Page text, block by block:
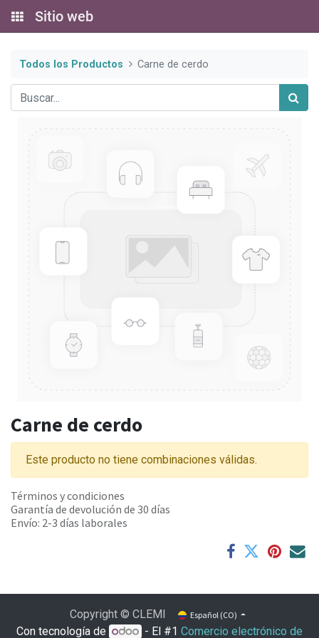
Sitio web
Todos los Productos Carne de cerdo
Carne de cerdo
Este producto no tiene combinaciones válidas.
Términos y condiciones
Garantía de devolución de 30 días
Envío: 2-3 días laborales
Copyright © CLEMI Español (CO)
Con tecnología de - El #1Comercio electrónico de